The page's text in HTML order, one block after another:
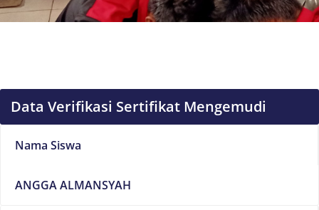
Data Verifikasi Sertifikat Mengemudi
Nama Siswa
ANGGA ALMANSYAH